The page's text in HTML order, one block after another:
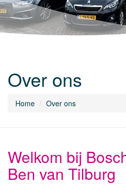
Over ons
Home Over ons
Welkom bij
Ben van Tilburg